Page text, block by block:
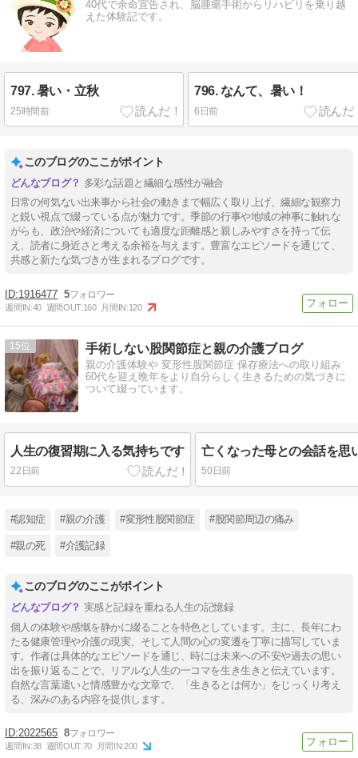
40代で余命宣告され、脳腫瘍手術からリハビリを乗り越
えた体験記です。
797. 暑い・立秋
25時間前
796. なんて、暑い！
6日前
このブログのここがポイント
多彩な話題と繊細な感性が融合
日常の何気ない出来事から社会の動きまで幅広く取り上げ、繊細な観察力
と鋭い視点で綴っている点が魅力です。季節の行事や地域の神事に触れな
がらも、政治や経済についても適度な距離感と親しみやすさを持って伝
え、読者に身近さと考える余裕を与えます。豊富なエピソードを通じて、
共感と新たな気づきが生まれるブログです。
1916477 5
週間IN:40 週間OUT:160 月間IN:120
15 手術しない股関節症と親の介護ブログ
親の介護体験や 変形性股関節症 保存療法への取り組み
60代を迎え晩年をより自分らしく生きるための気づきに
ついて綴っています。
人生の復習期に入る気持ちです
22日前
亡くなった母との会話を思
50日前
#認知症 #親の介護 #変形性股関節症 #股関節周辺の痛み
#親の死 #介護記録
このブログのここがポイント
実感と記録を重ねる人生の記憶録
個人の体験や感慨を静かに綴ることを特色としています。主に、長年にわ
たる健康管理や介護の現実、そして人間の心の変遷を丁寧に描写していま
す。作者は具体的なエピソードを通じ、時には未来への不安や過去の思い
出を振り返ることで、リアルな人生の一コマを生き生きと伝えています。
自然な言葉遣いと情感豊かな文章で、「生きるとは何か」をじっくり考え
る、深みのある内容を提供します。
2022565 8
週間IN:38 週間OUT:70 月間IN:200